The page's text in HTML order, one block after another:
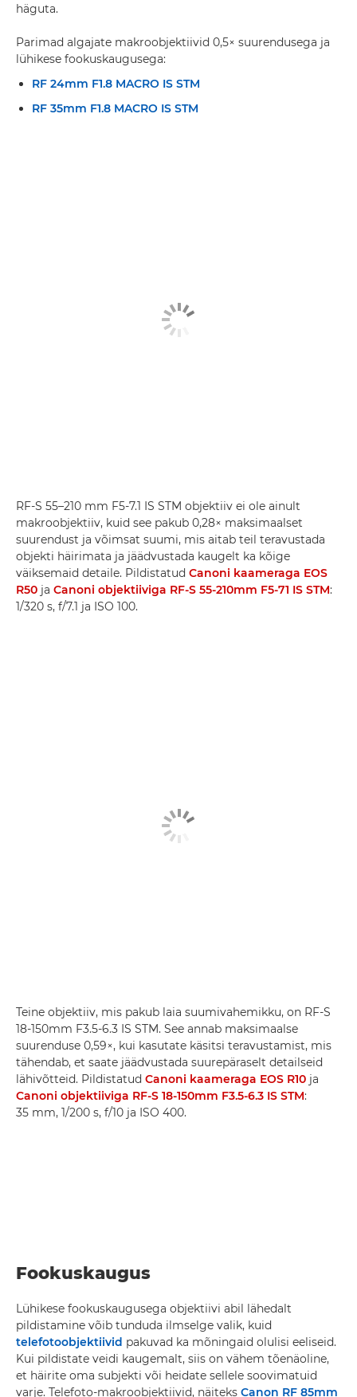
häguta.
Parimad algajate makroobjektiivid 0,5× suurendusega ja
lühikese fookuskaugusega:
RF 24mm F1.8 MACRO IS STM
RF 35mm F1.8 MACRO IS STM
RF-S 55–210 mm F5-7.1 IS STM objektiiv ei ole ainult
makroobjektiiv, kuid see pakub 0,28× maksimaalset
suurendust ja võimsat suumi, mis aitab teil teravustada
objekti häirimata ja jäädvustada kaugelt ka kõige
väiksemaid detaile. Pildistatud Canoni kaameraga EOS
R50 ja Canoni objektiiviga RF-S 55-210mm F5-71 IS STM:
1/320 s, f/7.1 ja ISO 100.
Teine objektiiv, mis pakub laia suumivahemikku, on RF-S
18-150mm F3.5-6.3 IS STM. See annab maksimaalse
suurenduse 0,59×, kui kasutate käsitsi teravustamist, mis
tähendab, et saate jäädvustada suurepäraselt detailseid
lähivõtteid. Pildistatud Canoni kaameraga EOS R10 ja
Canoni objektiiviga RF-S 18-150mm F3.5-6.3 IS STM:
35 mm, 1/200 s, f/10 ja ISO 400.
Fookuskaugus
Lühikese fookuskaugusega objektiivi abil lähedalt
pildistamine võib tunduda ilmselge valik, kuid
telefotoobjektiivid pakuvad ka mõningaid olulisi eeliseid.
Kui pildistate veidi kaugemalt, siis on vähem tõenäoline,
et häirite oma subjekti või heidate sellele soovimatuid
varje. Telefoto-makroobjektiivid, näiteks Canon RF 85mm